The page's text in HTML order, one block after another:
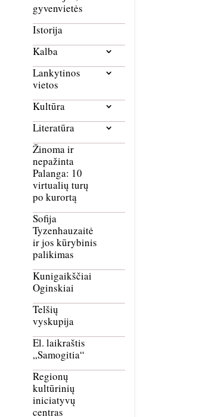
gyvenvietės
Istorija
Kalba
Lankytinos
vietos
Kultūra
Literatūra
Žinoma ir
nepažinta
Palanga: 10
virtualių turų
po kurortą
Sofija
Tyzenhauzaitė
ir jos kūrybinis
palikimas
Kunigaikščiai
Oginskiai
Telšių
vyskupija
El. laikraštis
„Samogitia“
Regionų
kultūrinių
iniciatyvų
centras